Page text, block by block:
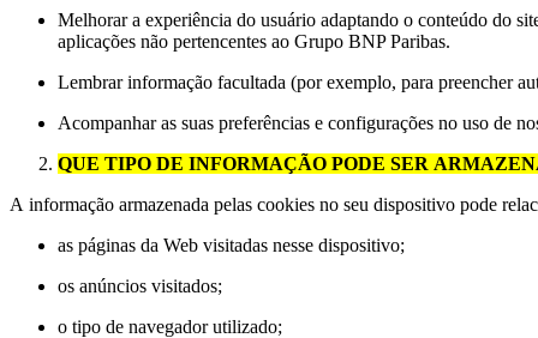
Melhorar a experiência do usuário adaptando o conteúdo do
aplicações não pertencentes ao Grupo BNP Paribas.
Lembrar informação facultada (por exemplo, para preencher
Acompanhar as suas preferências e configurações no uso de
QUE TIPO DE INFORMAÇÃO PODE SER
A informação armazenada pelas cookies no seu dispositivo pode
as páginas da Web visitadas nesse dispositivo;
os anúncios visitados;
o tipo de navegador utilizado;